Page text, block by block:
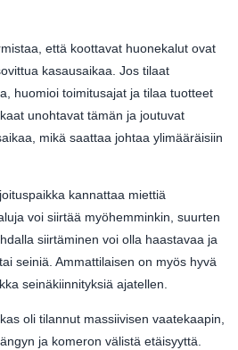
että koottavat huonekalut ovat
kasausaikaa. Jos tilaat
huomioi toimitusajat ja tilaa tuotteet
unohtavat tämän ja joutuvat
mikä saattaa johtaa ylimääräisiin
kannattaa miettiä
voi siirtää myöhemminkin, suurten
siirtäminen voi olla haastavaa ja
seiniä. Ammattilaisen on myös hyvä
seinäkiinnityksiä ajatellen.
oli tilannut massiivisen vaatekaapin,
ja komeron välistä etäisyyttä.